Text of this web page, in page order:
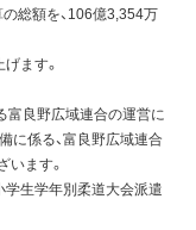
総額を、106億3,354万
ます。
富良野広域連合の運営に
に係る、富良野広域連合
います。
生学年別柔道大会派遣